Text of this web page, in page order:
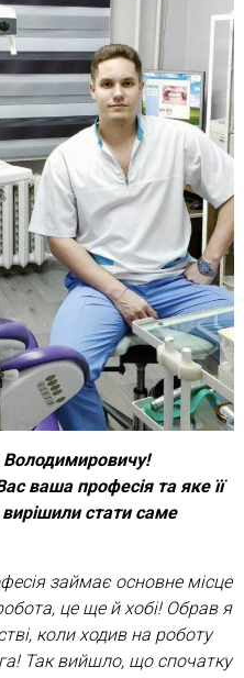
Володимировичу!
ваша професія та яке її
стати саме
займає основне місце
це ще й хобі! Обрав я
коли ходив на роботу
Так вийшло, що спочатку